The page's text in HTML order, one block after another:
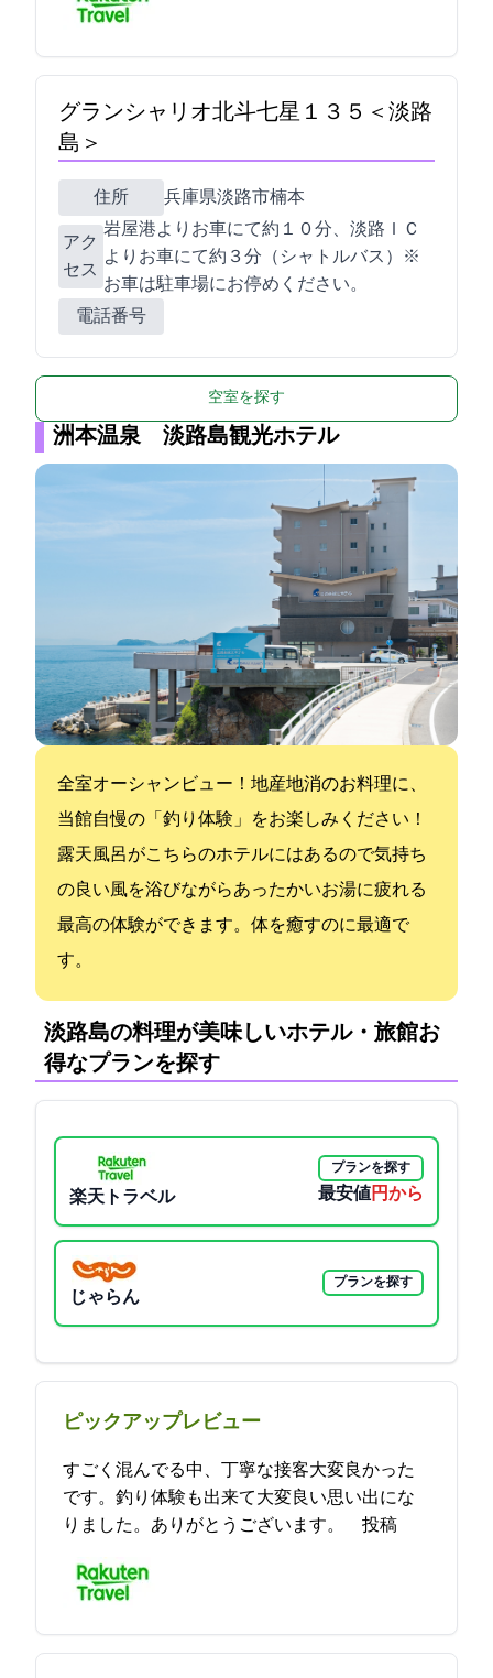
グランシャリオ北斗七星１３５°＜淡路
島＞
住所 兵庫県淡路市楠本2425-2
アク
セス
岩屋港よりお車にて約１０分、淡路ＩＣ
よりお車にて約３分（シャトルバス）※
お車はF駐車場にお停めください。
電話番号
空室を探す
洲本温泉 淡路島観光ホテル
全室オーシャンビュー！地産地消のお料理に、
当館自慢の「釣り体験」をお楽しみください！
露天風呂がこちらのホテルにはあるので気持ち
の良い風を浴びながらあったかいお湯に疲れる
最高の体験ができます。体を癒すのに最適で
す。
淡路島の料理が美味しいホテル・旅館:お
得なプランを探す
楽天トラベル
プランを探す
最安値6600円から
じゃらん
プランを探す
ピックアップレビュー
すごく混んでる中、丁寧な接客大変良かった
です。釣り体験も出来て大変良い思い出にな
りました。ありがとうございます。 2021-11-20 08:10:55投稿